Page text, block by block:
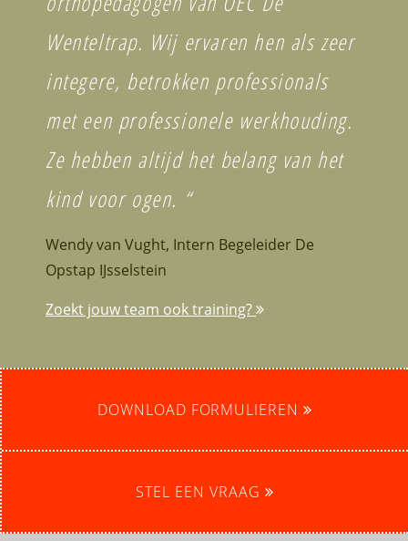
Wenteltrap. Wij ervaren hen als zeer
integere, betrokken professionals
met een professionele werkhouding.
Ze hebben altijd het belang van het
kind voor ogen. “
Wendy van Vught, Intern Begeleider De
Opstap IJsselstein
Zoekt jouw team ook training?
DOWNLOAD FORMULIEREN
STEL EEN VRAAG